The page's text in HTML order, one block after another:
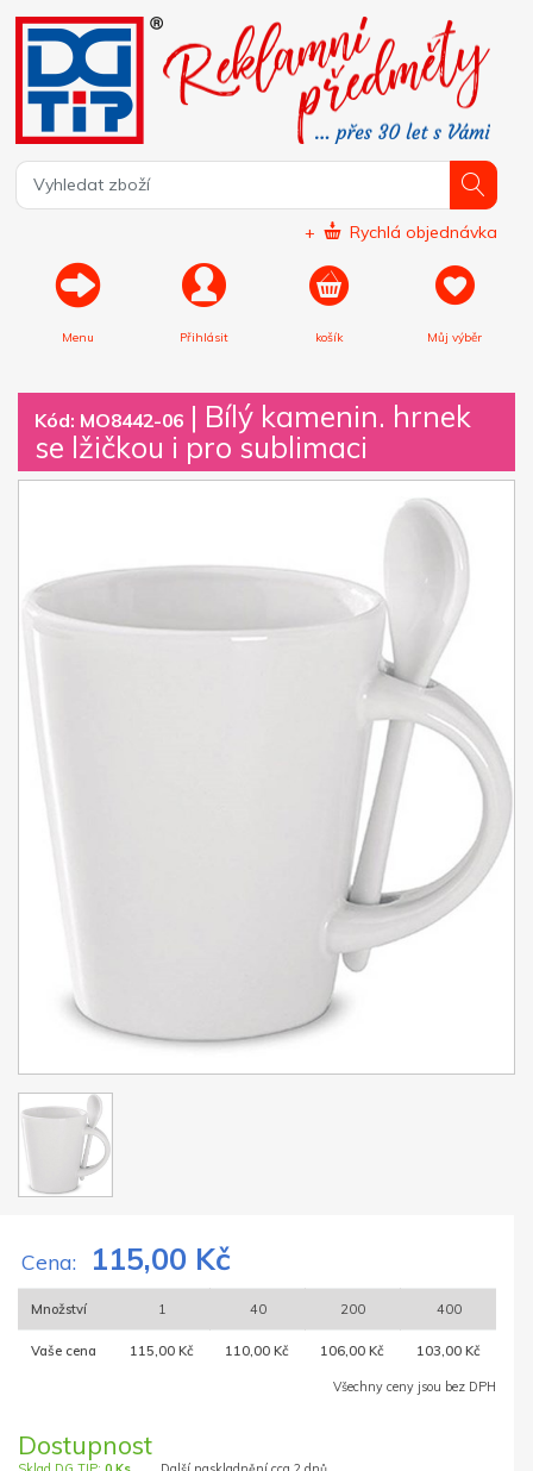
+ Rychlá objednávka
Menu Přihlásit košík Můj výběr
Kód: MO8442-06 | Bílý kamenin. hrnek
se lžičkou i pro sublimaci
Cena: 115,00 Kč
Množství 1 40 200 400
Vaše cena 115,00 Kč 110,00 Kč 106,00 Kč 103,00 Kč
Všechny ceny jsou bez DPH
Dostupnost